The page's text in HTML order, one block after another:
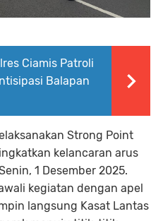
Ciamis Patroli
Balapan
Strong Point
kelancaran arus
1 Desember 2025.
kegiatan dengan apel
langsung Kasat Lantas